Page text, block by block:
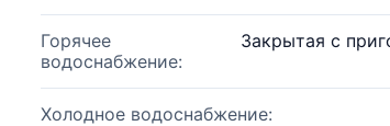
Горячее
водоснабжение:
Закрытая с
Холодное водоснабжение: